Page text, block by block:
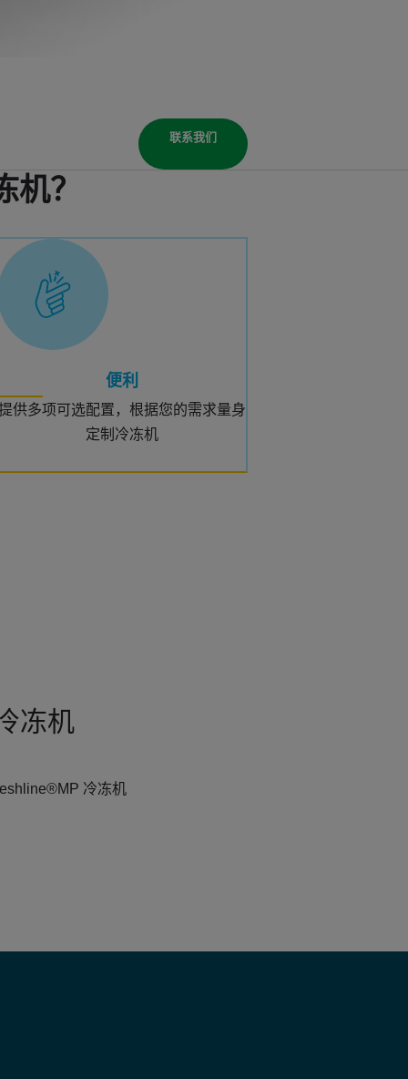
联系我们
？
便利
供多项可选配置，根据您的需求量身
定制冷冻机
冻机
冷冻机